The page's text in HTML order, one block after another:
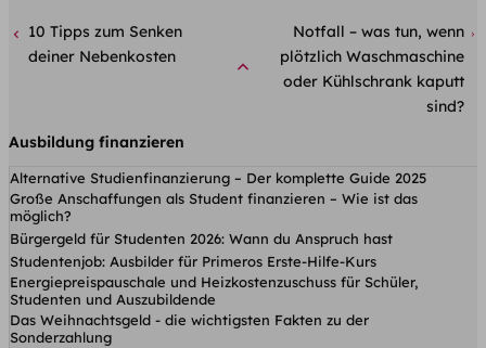
10 Tipps zum Senken
deiner Nebenkosten
Notfall – was tun, wenn
plötzlich Waschmaschine
oder Kühlschrank kaputt
sind?
Ausbildung finanzieren
Alternative Studienfinanzierung – Der komplette Guide 2025
Große Anschaffungen als Student finanzieren – Wie ist das
möglich?
Bürgergeld für Studenten 2026: Wann du Anspruch hast
Studentenjob: Ausbilder für Primeros Erste-Hilfe-Kurs
Energiepreispauschale und Heizkostenzuschuss für Schüler,
Studenten und Auszubildende
Das Weihnachtsgeld - die wichtigsten Fakten zu der
Sonderzahlung